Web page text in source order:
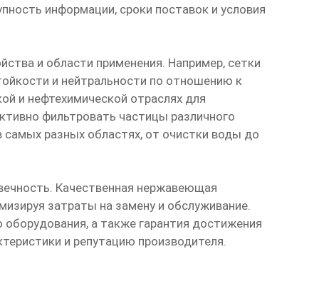
информации, сроки поставок и условия
и области применения. Например, сетки
и нейтральности по отношению к
и нефтехимической отраслях для
фильтровать частицы различного
разных областях, от очистки воды до
Качественная нержавеющая
затраты на замену и обслуживание.
а также гарантия достижения
и репутацию производителя.